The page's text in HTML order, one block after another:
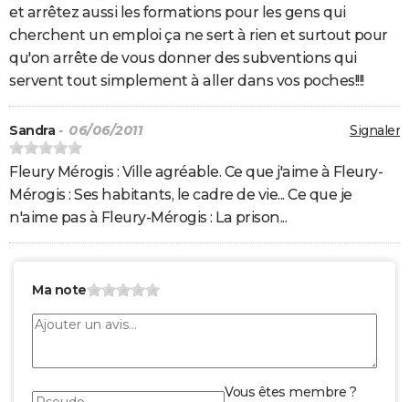
et arrêtez aussi les formations pour les gens qui
cherchent un emploi ça ne sert à rien et surtout pour
qu'on arrête de vous donner des subventions qui
servent tout simplement à aller dans vos poches!!!!
Signaler
Sandra - 06/06/2011
Fleury Mérogis : Ville agréable. Ce que j'aime à Fleury-
Mérogis : Ses habitants, le cadre de vie... Ce que je
n'aime pas à Fleury-Mérogis : La prison...
Ma note
Vous êtes membre ?